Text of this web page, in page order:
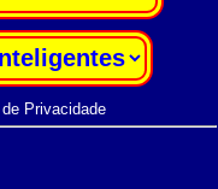
Privacidade